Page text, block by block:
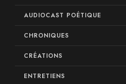
AUDIOCAST POÉTIQUE
CHRONIQUES
CRÉATIONS
ENTRETIENS